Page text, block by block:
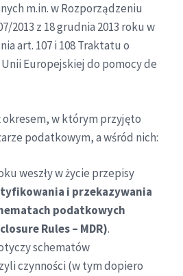
m.in. w Rozporządzeniu
2013 z 18 grudnia 2013 roku w
art. 107 i 108 Traktatu o
Europejskiej do pomocy de
okresem, w którym przyjęto
podatkowym, a wśród nich:
weszły w życie przepisy
i przekazywania
podatkowych
Rules – MDR).
schematów
czynności (w tym dopiero